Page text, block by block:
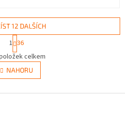
O
v
l
á
12 DALŠÍCH
S
t
r
á
n
k
v
1 36
celkem
NAHORU